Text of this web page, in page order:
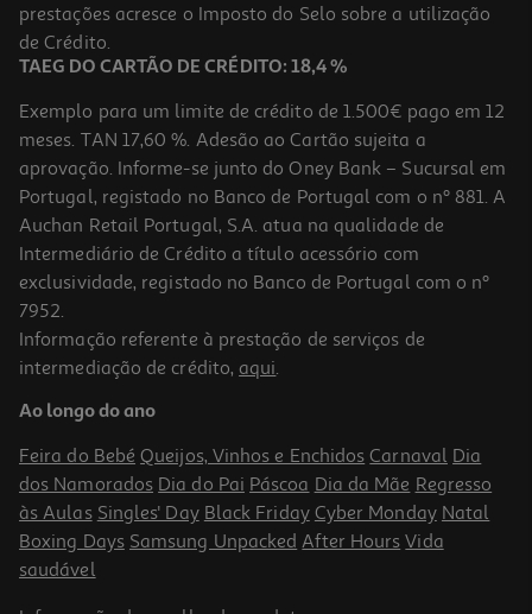
19,50 € PVP de editor
17,55 €
-10%
Livro Três Dias Em Junho De Anne Tyler
15.71 €/un
PVP de editor
15,71 €
prestações acresce o Imposto do Selo sobre a utilização
de Crédito.
TAEG DO CARTÃO DE CRÉDITO: 18,4 %
Exemplo para um limite de crédito de 1.500€ pago em 12
meses. TAN 17,60 %. Adesão ao Cartão sujeita a
aprovação. Informe-se junto do Oney Bank – Sucursal em
Portugal, registado no Banco de Portugal com o nº 881. A
Auchan Retail Portugal, S.A. atua na qualidade de
Intermediário de Crédito a título acessório com
exclusividade, registado no Banco de Portugal com o nº
7952.
Informação referente à prestação de serviços de
intermediação de crédito, aqui.
Ao longo do ano
Feira do Bebé Queijos, Vinhos e Enchidos Carnaval Dia
dos Namorados Dia do Pai Páscoa Dia da Mãe Regresso
às Aulas Singles' Day Black Friday Cyber Monday Natal
Boxing Days Samsung Unpacked After Hours Vida
saudável